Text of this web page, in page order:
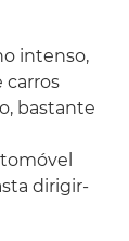
intenso,
carros
bastante
dirigir-